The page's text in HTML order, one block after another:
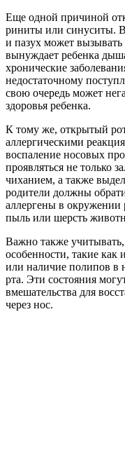
Еще одной причиной
риниты или синуситы.
и пазух может вызывать
вынуждает ребенка
хронические
недостаточному
свою очередь может
здоровья ребенка.
К тому же, открытый
аллергическими
воспаление носовых
проявляться не только
чиханием, а также
родители должны
аллергены в окружении
пыль или шерсть
Важно также
особенности, такие как
или наличие полипов в
рта. Эти состояния
вмешательства для
через нос.